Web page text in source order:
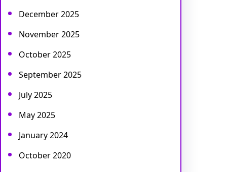
December 2025
November 2025
October 2025
September 2025
July 2025
May 2025
January 2024
October 2020